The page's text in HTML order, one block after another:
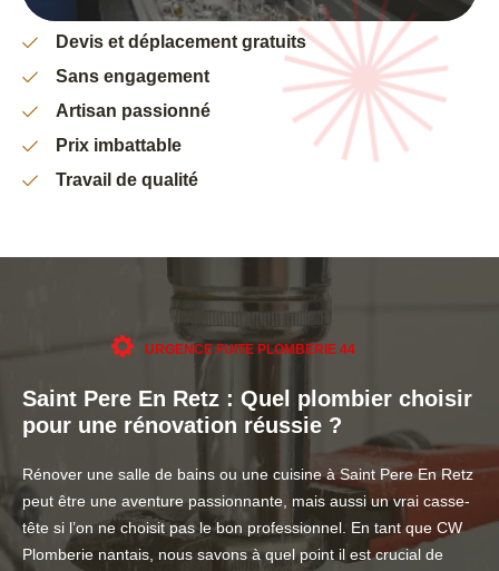
Devis et déplacement gratuits
Sans engagement
Artisan passionné
Prix imbattable
Travail de qualité
URGENCE FUITE PLOMBERIE 44
Saint Pere En Retz : Quel plombier choisir
pour une rénovation réussie ?
Rénover une salle de bains ou une cuisine à Saint Pere En Retz
peut être une aventure passionnante, mais aussi un vrai casse-
tête si l’on ne choisit pas le bon professionnel. En tant que CW
Plomberie nantais, nous savons à quel point il est crucial de